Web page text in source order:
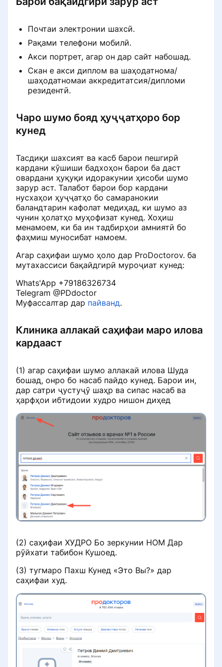
Кадом ҳуҷҷат метавонад
эътимоднокии бозхондро тасдиқ
кунад
Ҳангоми санҷиши бозхонд қабули
мумкин аст
Почему отзыв может быть
отклонен и как его исправить для
повторной отправки
Чӣ тавр фикру мулоҳизаҳои худро
аз портал хориҷ кардан мумкин
аст ProDoctorov
Бозхонд рад карда шуд. Баъд чӣ
Написал отзыв и не вижу его
Почему пациенту важно
загружать документы при
Сбор отзыва через звонок
Дар Medtochka
Чӣ тавр пайдо кардани клиника
Чӣ гуна клиникаро аз рӯи намуди
пайдо кардан мумкин аст
ProDoctorov
шудан мумкин аст
⚠️ Как записаться на анализы
(обновление станет доступно
10.08.2026)
Вуруд бо нархи клуб
тасдиқ кардан мумкин аст
Чӣ тавр духтур акси портретро
Чӣ тавр духтур ҷои корашро
навсозӣ мекунад
Системаи миннатдории онлайн чӣ
гуна кор мекунад
додан мумкин аст
Идоракунии боварӣ
Кортҳои видеоӣ
Тамос бо духтур
Маълумот дар бораи ман
Чӣ тавр духтур мукофотпулиро
дар портал сарф мекунад
ProDoctorov
Аксҳо пеш ва баъд
духтур
Забонҳои муошират
Раздел «Если меня не станет»
Настройка уведомлений
специальность
Раздел «Советы по продвижению»
Удаление профиля специалиста с
портала ПроДокторов
Правила размещения
изображений и видео на странице
Как сохранить профиль при
переезде в другую страну СНГ
Почтаи электронии шахсӣ.
Рақами телефони мобилӣ.
Акси портрет, агар он дар сайт набошад.
Скан е акси диплом ва шаҳодатнома/
шаҳодатномаи аккредитатсия/дипломи
резидентӣ.
Чаро шумо бояд ҳуҷҷатҳоро бор
кунед
Тасдиқи шахсият ва касб барои пешгирӣ
кардани кӯшиши бадхоҳон барои ба даст
овардани ҳуқуқи идоракунии ҳисоби шумо
зарур аст. Талабот барои бор кардани
нусхаҳои ҳуҷҷатҳо бо самаранокии
баландтарин кафолат медиҳад, ки шумо аз
чунин ҳолатҳо муҳофизат кунед. Хоҳиш
менамоем, ки ба ин тадбирҳои амниятӣ бо
фаҳмиш муносибат намоем.
Агар саҳифаи шумо ҳоло дар ProDoctorov. ба
мутахассиси бақайдгирӣ муроҷиат кунед:
Whats'App +79186326734
Telegram @PDdoctor
Муфассалтар дар пайванд.
Клиника аллакай саҳифаи маро илова
кардааст
(1) агар саҳифаи шумо аллакай илова Шуда
бошад, онро бо насаб пайдо кунед. Барои ин,
дар сатри ҷустуҷӯ шаҳр ва сипас насаб ва
ҳарфҳои ибтидоии худро нишон диҳед
(2) саҳифаи ХУДРО Бо зеркунии НОМ Дар
рӯйхати табибон Кушоед.
(3) тугмаро Пахш Кунед «Это Вы?» дар
саҳифаи худ.